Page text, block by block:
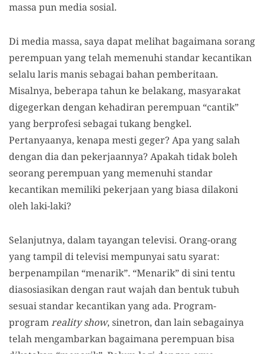
massa pun media sosial.
Di media massa, saya dapat melihat bagaimana sorang
perempuan yang telah memenuhi standar kecantikan
selalu laris manis sebagai bahan pemberitaan.
Misalnya, beberapa tahun ke belakang, masyarakat
digegerkan dengan kehadiran perempuan “cantik”
yang berprofesi sebagai tukang bengkel.
Pertanyaanya, kenapa mesti geger? Apa yang salah
dengan dia dan pekerjaannya? Apakah tidak boleh
seorang perempuan yang memenuhi standar
kecantikan memiliki pekerjaan yang biasa dilakoni
oleh laki-laki?
Selanjutnya, dalam tayangan televisi. Orang-orang
yang tampil di televisi mempunyai satu syarat:
berpenampilan “menarik”. “Menarik” di sini tentu
diasosiasikan dengan raut wajah dan bentuk tubuh
sesuai standar kecantikan yang ada. Program-
programreality show, sinetron, dan lain sebagainya
telah mengambarkan bagaimana perempuan bisa